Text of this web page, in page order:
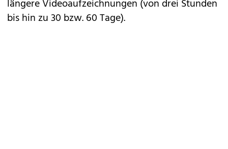
längere Videoaufzeichnungen (von drei Stunden
bis hin zu 30 bzw. 60 Tage).